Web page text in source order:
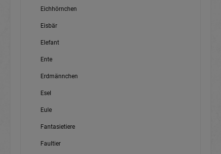
Eichhörnchen
Eisbär
Elefant
Ente
Erdmännchen
Esel
Eule
Fantasietiere
Faultier